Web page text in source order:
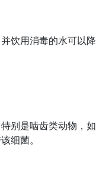
饮用消毒的水可以降
别是啮齿类动物，如
细菌。